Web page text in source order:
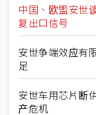
中国、欧盟安世
复出口信号
安世争端效应有
足
安世车用芯片断
产危机